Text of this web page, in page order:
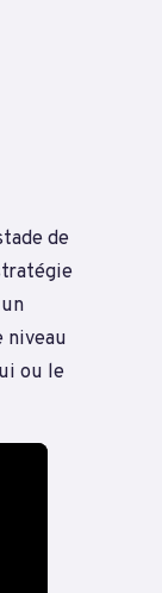
de
niveau
ou le